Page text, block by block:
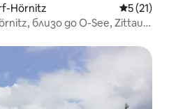
Hörnitz Средна
5 (21)
близо до О-See, Zittau &